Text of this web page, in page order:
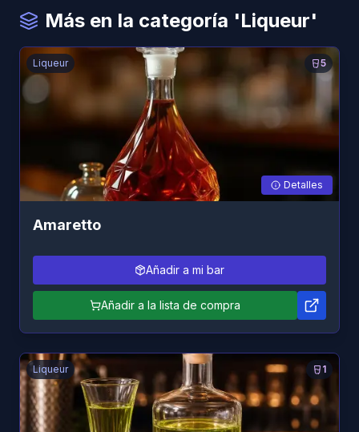
Más en la categoría 'Liqueur'
5
Liqueur
Detalles
Amaretto
Añadir a mi bar
Añadir a la lista de compra
1
Liqueur